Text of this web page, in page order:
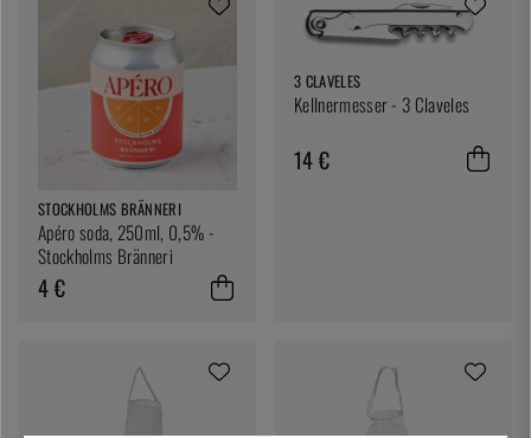
STOCKHOLMS BRÄNNERI
Apéro soda, 250ml, 0,5% -
Stockholms Bränneri
4 €
3 CLAVELES
Kellnermesser - 3 Claveles
14 €